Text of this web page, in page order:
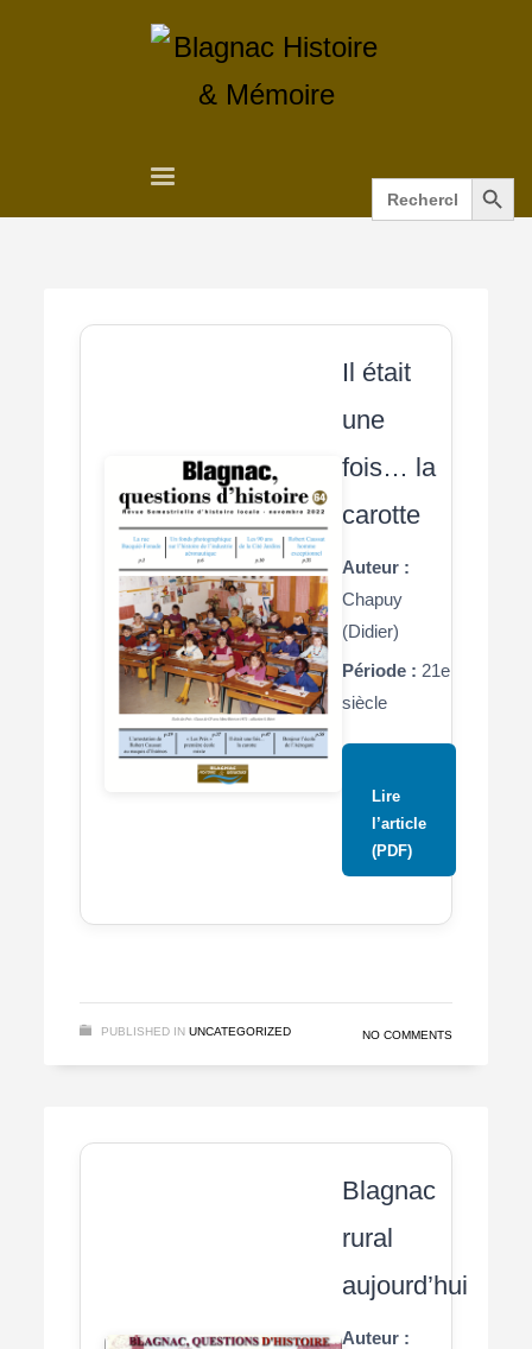
Search
for:
Search Button
Il était
une
fois… la
carotte
Auteur :
Chapuy
(Didier)
Période : 21e
siècle
Lire
l’article
(PDF)
PUBLISHED IN UNCATEGORIZED NO COMMENTS
Blagnac
rural
aujourd’hui
Auteur :